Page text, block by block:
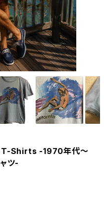
Shirts -1970年代～
ツ-